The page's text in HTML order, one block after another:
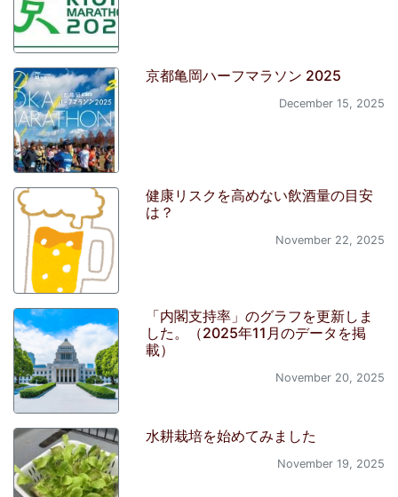
京都亀岡ハーフマラソン 2025
December 15, 2025
健康リスクを高めない飲酒量の目安
は？
November 22, 2025
「内閣支持率」のグラフを更新しま
した。（2025年11月のデータを掲
載）
November 20, 2025
水耕栽培を始めてみました
November 19, 2025